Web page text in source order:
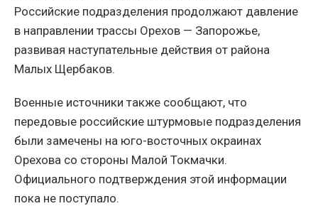
Российские подразделения продолжают давление
в направлении трассы Орехов — Запорожье,
развивая наступательные действия от района
Малых Щербаков.
Военные источники также сообщают, что
передовые российские штурмовые подразделения
были замечены на юго-восточных окраинах
Орехова со стороны Малой Токмачки.
Официального подтверждения этой информации
пока не поступало.